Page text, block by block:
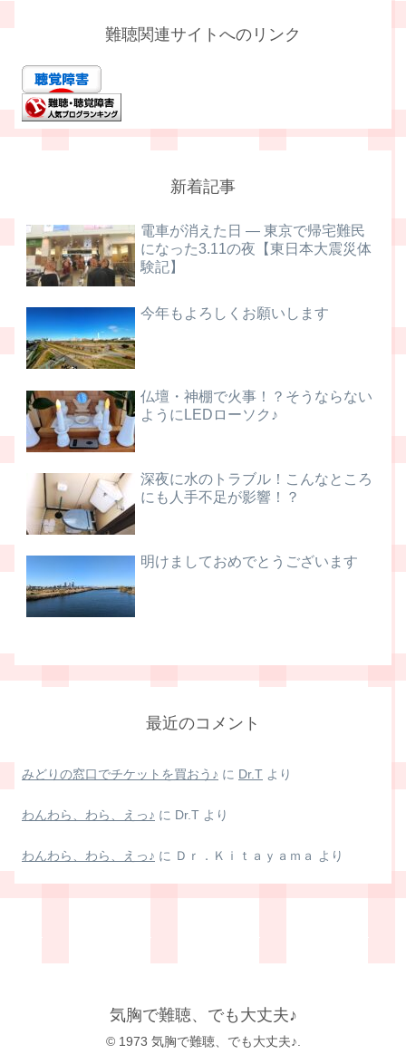
難聴関連サイトへのリンク
新着記事
電車が消えた日 ― 東京で帰宅難民
になった3.11の夜【東日本大震災体
験記】
今年もよろしくお願いします
仏壇・神棚で火事！？そうならない
ようにLEDローソク♪
深夜に水のトラブル！こんなところ
にも人手不足が影響！？
明けましておめでとうございます
最近のコメント
みどりの窓口でチケットを買おう♪ に Dr.T より
わんわら、わら、えっ♪ に Dr.T より
わんわら、わら、えっ♪ に Ｄｒ．Ｋｉｔａｙａｍａ より
気胸で難聴、でも大丈夫♪
© 1973 気胸で難聴、でも大丈夫♪.